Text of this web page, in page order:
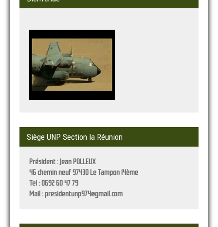
Siège UNP Section la Réunion
Président :Jean POLLEUX
46 chemin neuf 97430 Le Tampon 14ème
Tel : 0692 60 47 79
Mail : presidentunp974@gmail.com